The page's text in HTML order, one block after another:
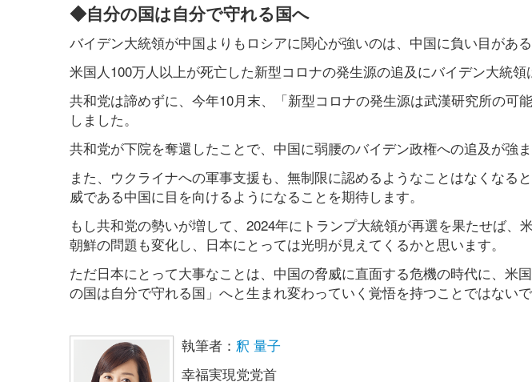
◆自分の国は自分で守れる国へ
バイデン大統領が中国よりもロシアに関心が強いのは、中国に負い目があ
米国人100万人以上が死亡した新型コロナの発生源の追及にバイデン大統領
共和党は諦めずに、今年10月末、「新型コロナの発生源は武漢研究所の可
しました。
共和党が下院を奪還したことで、中国に弱腰のバイデン政権への追及が強
また、ウクライナへの軍事支援も、無制限に認めるようなことはなくなる
威である中国に目を向けるようになることを期待します。
もし共和党の勢いが増して、2024年にトランプ大統領が再選を果たせば、
朝鮮の問題も変化し、日本にとっては光明が見えてくるかと思います。
ただ日本にとって大事なことは、中国の脅威に直面する危機の時代に、米
の国は自分で守れる国」へと生まれ変わっていく覚悟を持つことではないで
執筆者： 釈 量子
幸福実現党党首